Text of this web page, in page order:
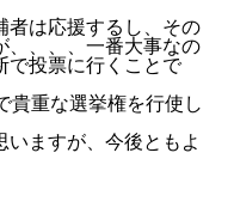
者は応援するし、その
、、、、一番大事なの
で投票に行くことで
貴重な選挙権を行使し
いますが、今後ともよ